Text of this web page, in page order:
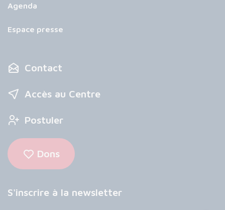
Agenda
Espace presse
Contact
Accès au Centre
Postuler
Dons
S'inscrire à la newsletter